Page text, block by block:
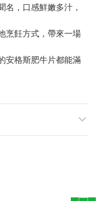
名，口感鮮嫩多汁，
烹飪方式，帶來一場
安格斯肥牛片都能滿